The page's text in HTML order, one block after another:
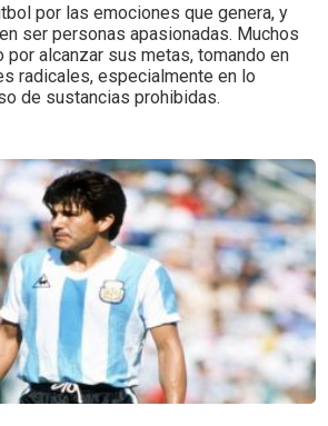
por las emociones que genera, y
ser personas apasionadas. Muchos
por alcanzar sus metas, tomando en
radicales, especialmente en lo
de sustancias prohibidas.